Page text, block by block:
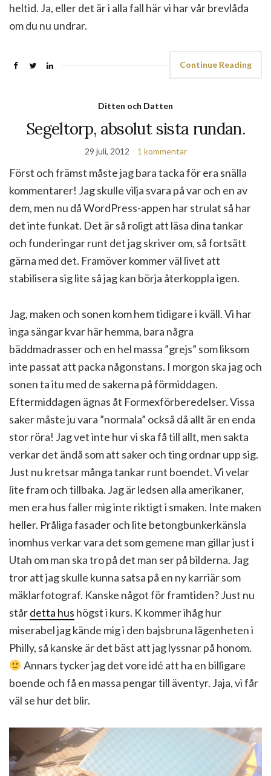
heltid. Ja, eller det är i alla fall här vi har vår brevlåda
om du nu undrar.
Continue Reading
Ditten och Datten
Segeltorp, absolut sista rundan.
29 juli, 2012 1 kommentar
Först och främst måste jag bara tacka för era snälla
kommentarer! Jag skulle vilja svara på var och en av
dem, men nu då WordPress-appen har strulat så har
det inte funkat. Det är så roligt att läsa dina tankar
och funderingar runt det jag skriver om, så fortsätt
gärna med det. Framöver kommer väl livet att
stabilisera sig lite så jag kan börja återkoppla igen.
Jag, maken och sonen kom hem tidigare i kväll. Vi har
inga sängar kvar här hemma, bara några
bäddmadrasser och en hel massa ”grejs” som liksom
inte passat att packa någonstans. I morgon ska jag och
sonen ta itu med de sakerna på förmiddagen.
Eftermiddagen ägnas åt Formexförberedelser. Vissa
saker måste ju vara ”normala” också då allt är en enda
stor röra! Jag vet inte hur vi ska få till allt, men sakta
verkar det ändå som att saker och ting ordnar upp sig.
Just nu kretsar många tankar runt boendet. Vi velar
lite fram och tillbaka. Jag är ledsen alla amerikaner,
men era hus faller mig inte riktigt i smaken. Inte maken
heller. Pråliga fasader och lite betongbunkerkänsla
inomhus verkar vara det som gemene man gillar just i
Utah om man ska tro på det man ser på bilderna. Jag
tror att jag skulle kunna satsa på en ny karriär som
mäklarfotograf. Kanske något för framtiden? Just nu
stårdetta hus högst i kurs. K kommer ihåg hur
miserabel jag kände mig i den bajsbruna lägenheten i
Philly, så kanske är det bäst att jag lyssnar på honom.
Annars tycker jag det vore idé att ha en billigare
boende och få en massa pengar till äventyr. Jaja, vi får
väl se hur det blir.